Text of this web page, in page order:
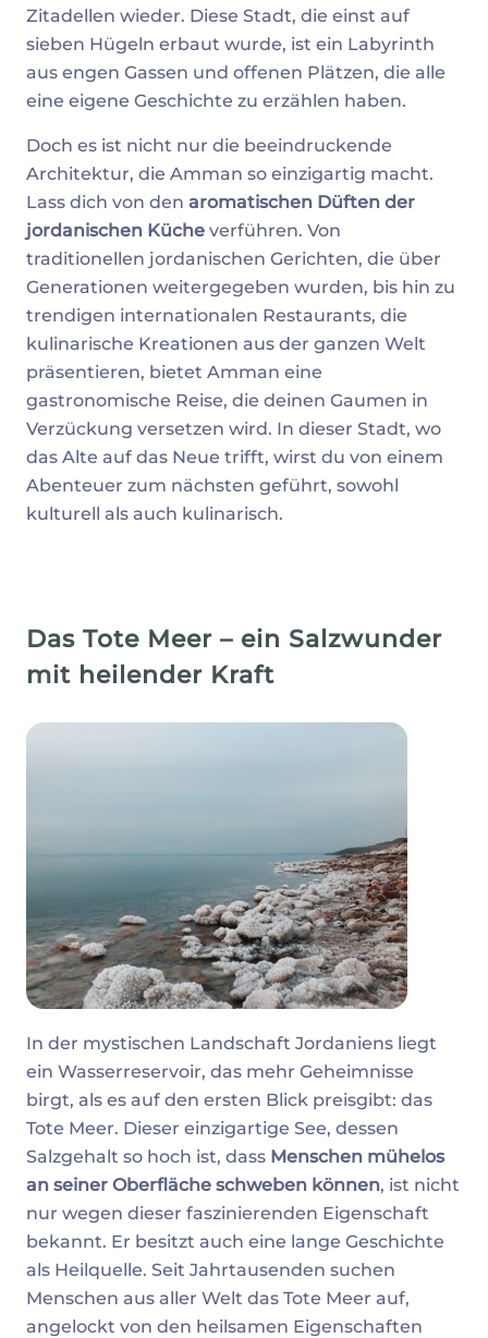
Zitadellen wieder. Diese Stadt, die einst auf
sieben Hügeln erbaut wurde, ist ein Labyrinth
aus engen Gassen und offenen Plätzen, die alle
eine eigene Geschichte zu erzählen haben.
Doch es ist nicht nur die beeindruckende
Architektur, die Amman so einzigartig macht.
Lass dich von den aromatischen Düften der
jordanischen Küche verführen. Von
traditionellen jordanischen Gerichten, die über
Generationen weitergegeben wurden, bis hin zu
trendigen internationalen Restaurants, die
kulinarische Kreationen aus der ganzen Welt
präsentieren, bietet Amman eine
gastronomische Reise, die deinen Gaumen in
Verzückung versetzen wird. In dieser Stadt, wo
das Alte auf das Neue trifft, wirst du von einem
Abenteuer zum nächsten geführt, sowohl
kulturell als auch kulinarisch.
Das Tote Meer – ein Salzwunder
mit heilender Kraft
In der mystischen Landschaft Jordaniens liegt
ein Wasserreservoir, das mehr Geheimnisse
birgt, als es auf den ersten Blick preisgibt: das
Tote Meer. Dieser einzigartige See, dessen
Salzgehalt so hoch ist, dass Menschen mühelos
an seiner Oberfläche schweben können, ist nicht
nur wegen dieser faszinierenden Eigenschaft
bekannt. Er besitzt auch eine lange Geschichte
als Heilquelle. Seit Jahrtausenden suchen
Menschen aus aller Welt das Tote Meer auf,
angelockt von den heilsamen Eigenschaften